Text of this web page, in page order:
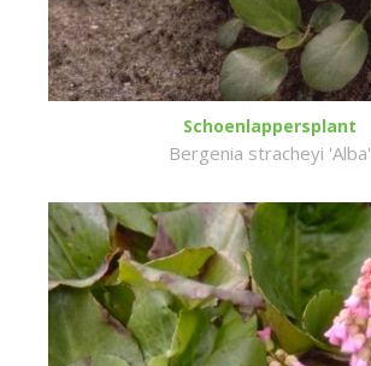
Schoenlappersplant
Bergenia stracheyi 'Alba'